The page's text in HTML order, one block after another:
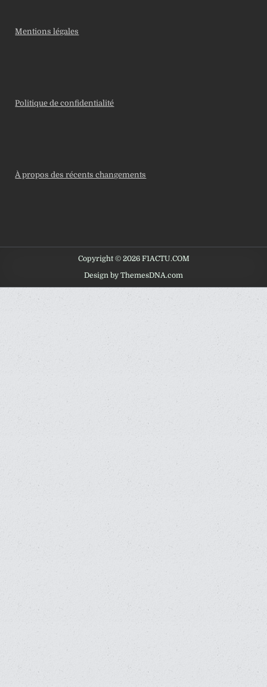
Mentions légales
Politique de confidentialité
À propos des récents changements
Copyright © 2026 F1ACTU.COM
Design by ThemesDNA.com